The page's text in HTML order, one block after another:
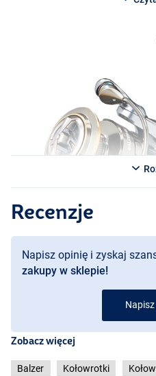
- Pojemność żyłki: 270m/0.25mm
Balzer Alegra Feeder 6500BR
- Rozmiar: 6500BR
Recenzje
Napisz opinię i zyskaj
zakupy w sklepie!
Zobacz więcej
Balzer Kołowrotki